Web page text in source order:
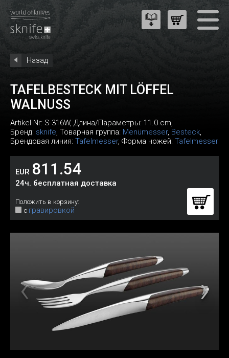
Назад
TAFELBESTECK MIT LÖFFEL
WALNUSS
Artikel-Nr: S-316W, Длина/Параметры: 11.0 cm,
Бренд: sknife, Товарная группа: Menümesser, Besteck,
Брендовая линия: Tafelmesser, Форма ножей: Tafelmesser
EUR 811.54
24ч. бесплатная доставка
Положить в корзину:
с гравировкой